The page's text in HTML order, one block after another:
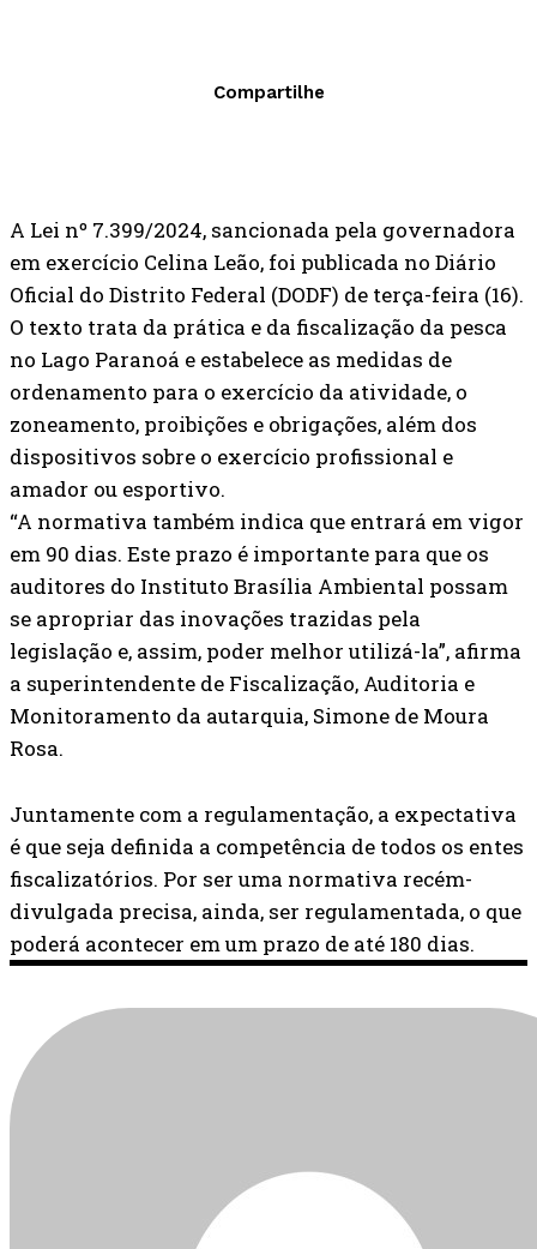
Compartilhe
A Lei nº 7.399/2024, sancionada pela governadora
em exercício Celina Leão, foi publicada no Diário
Oficial do Distrito Federal (DODF) de terça-feira (16).
O texto trata da prática e da fiscalização da pesca
no Lago Paranoá e estabelece as medidas de
ordenamento para o exercício da atividade, o
zoneamento, proibições e obrigações, além dos
dispositivos sobre o exercício profissional e
amador ou esportivo.
“A normativa também indica que entrará em vigor
em 90 dias. Este prazo é importante para que os
auditores do Instituto Brasília Ambiental possam
se apropriar das inovações trazidas pela
legislação e, assim, poder melhor utilizá-la”, afirma
a superintendente de Fiscalização, Auditoria e
Monitoramento da autarquia, Simone de Moura
Rosa.
Juntamente com a regulamentação, a expectativa
é que seja definida a competência de todos os entes
fiscalizatórios. Por ser uma normativa recém-
divulgada precisa, ainda, ser regulamentada, o que
poderá acontecer em um prazo de até 180 dias.